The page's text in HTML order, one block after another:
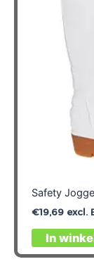
Safety
€19,69excl.
In